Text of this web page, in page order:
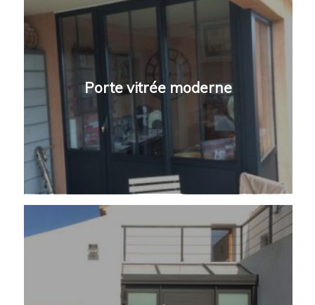
Porte vitrée moderne